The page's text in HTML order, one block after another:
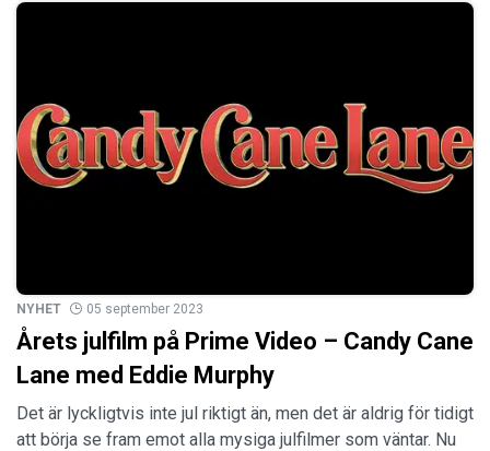
NYHET 05 september 2023
Årets julfilm på Prime Video – Candy Cane
Lane med Eddie Murphy
Det är lyckligtvis inte jul riktigt än, men det är aldrig för tidigt
att börja se fram emot alla mysiga julfilmer som väntar. Nu